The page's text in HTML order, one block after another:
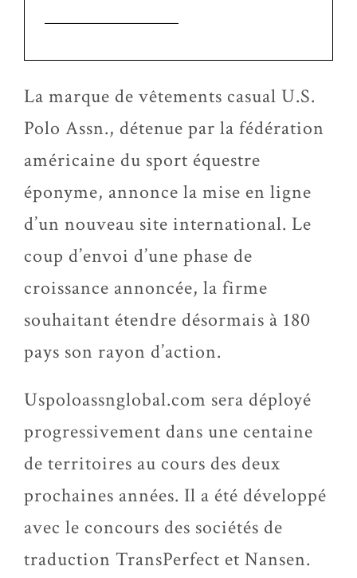
La marque de vêtements casual U.S.
Polo Assn., détenue par la fédération
américaine du sport équestre
éponyme, annonce la mise en ligne
d’un nouveau site international. Le
coup d’envoi d’une phase de
croissance annoncée, la firme
souhaitant étendre désormais à 180
pays son rayon d’action.
Uspoloassnglobal.com sera déployé
progressivement dans une centaine
de territoires au cours des deux
prochaines années. Il a été développé
avec le concours des sociétés de
traduction TransPerfect et Nansen.